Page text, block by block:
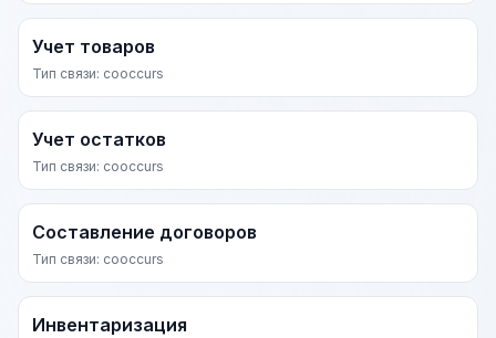
Учет товаров
Тип связи: cooccurs
Учет остатков
Тип связи: cooccurs
Составление договоров
Тип связи: cooccurs
Инвентаризация